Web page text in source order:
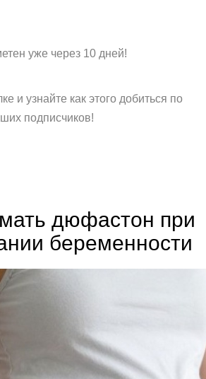
уже через 10 дней!
и узнайте как этого добиться по
подписчиков!
дюфастон при
беременности